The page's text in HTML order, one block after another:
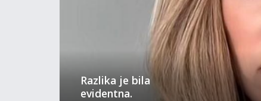
Razlika je bila
evidentna.